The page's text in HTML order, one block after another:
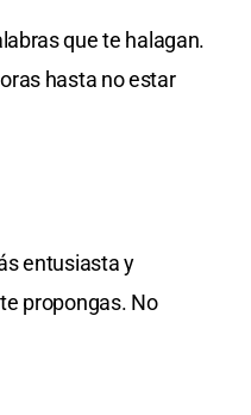
que te halagan.
hasta no estar
entusiasta y
propongas. No